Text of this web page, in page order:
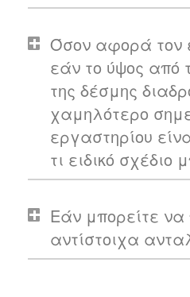
Όσον αφορά τον
εάν το ύψος από
της δέσμης
χαμηλότερο
εργαστηρίου
τι ειδικό σχέδιο
Εάν μπορείτε
αντίστοιχα